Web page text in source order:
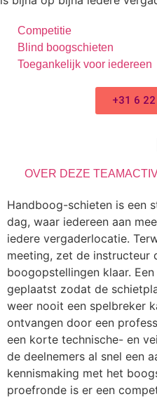
Competitie
Blind boogschieten
Toegankelijk voor iedereen
+31 6
OVER DEZE
Handboog-schieten is een
dag, waar iedereen aan
iedere vergaderlocatie.
meeting, zet de instructeur
boogopstellingen klaar.
geplaatst zodat de
weer nooit een spelbreker
ontvangen door een
een korte technische- en
de deelnemers al snel een
kennismaking met het
proefronde is er een